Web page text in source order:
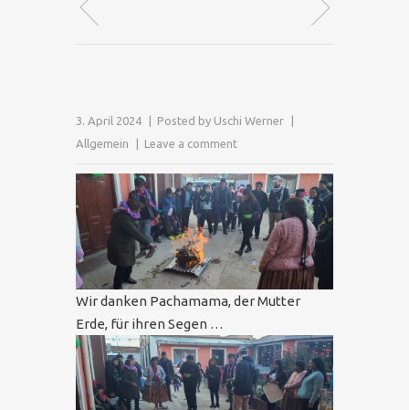
3. April 2024 Posted by Uschi Werner
Allgemein
Leave a comment
Wir danken Pachamama, der Mutter
Erde, für ihren Segen …